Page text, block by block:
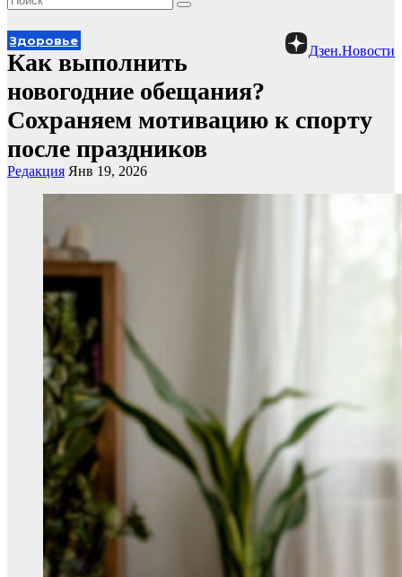
Дзен.Новости
Здоровье
Как выполнить
новогодние обещания?
Сохраняем мотивацию к спорту
после праздников
Редакция Янв 19, 2026